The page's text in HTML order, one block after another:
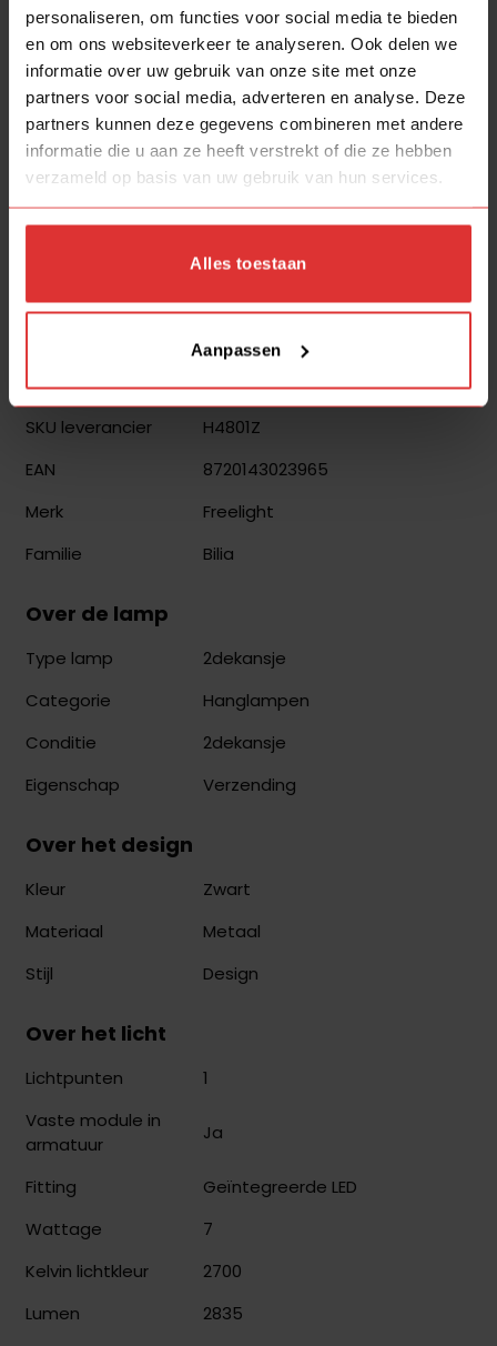
personaliseren, om functies voor social media te bieden
en om ons websiteverkeer te analyseren. Ook delen we
informatie over uw gebruik van onze site met onze
partners voor social media, adverteren en analyse. Deze
partners kunnen deze gegevens combineren met andere
informatie die u aan ze heeft verstrekt of die ze hebben
verzameld op basis van uw gebruik van hun services.
Alles toestaan
Aanpassen
Allezaterdagenzijn wij van10.00tot16.00uur
aanwezig.
Adres:
Middendijk 75A, 7397NE NIJBROEK
Vragen of opmerkingengraag per mail of
WhatsApp, wijreagerendagelijks van maandag tot
en met zaterdag op alle binnengekomen berichten.
Opzondagwillen wij ook graag genieten van een
worden uiterlijk op maandag beantwoord.
Algemeen
SKU leverancier
H4801Z
EAN
8720143023965
Merk
Freelight
Familie
Bilia
Over de lamp
Type lamp
2dekansje
Categorie
Hanglampen
Conditie
2dekansje
Eigenschap
Verzending
Over het design
Kleur
Zwart
Materiaal
Metaal
Stijl
Design
Over het licht
Lichtpunten
1
Vaste module in
armatuur
Ja
Fitting
Geïntegreerde LED
Wattage
7
Kelvin lichtkleur
2700
Lumen
2835